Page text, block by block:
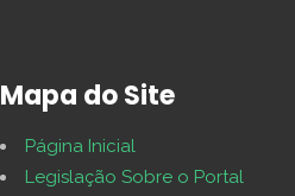
Mapa do Site
Página Inicial
Legislação Sobre o Portal